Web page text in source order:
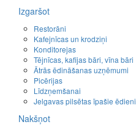
Izgaršot
Restorāni
Kafejnīcas un krodziņi
Konditorejas
Tējnīcas, kafijas bāri, vīna bāri
Ātrās ēdināšanas uzņēmumi
Picērijas
Līdzņemšanai
Jelgavas pilsētas īpašie ēdieni
Nakšņot